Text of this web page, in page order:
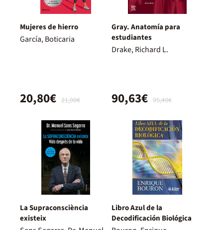
Mujeres de hierro
García, Boticaria
21,90€
20,80€
Gray. Anatomía para
estudiantes
Drake, Richard L.
95,40€
90,63€
La Supraconsciència
existeix
Libro Azul de la
Decodificación Biológica